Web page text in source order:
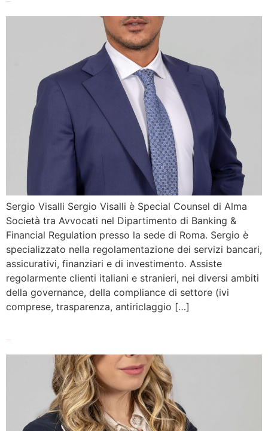
Sergio Visalli Sergio Visalli è Special Counsel di Alma
Società tra Avvocati nel Dipartimento di Banking &
Financial Regulation presso la sede di Roma. Sergio è
specializzato nella regolamentazione dei servizi bancari,
assicurativi, finanziari e di investimento. Assiste
regolarmente clienti italiani e stranieri, nei diversi ambiti
della governance, della compliance di settore (ivi
comprese, trasparenza, antiriclaggio […]